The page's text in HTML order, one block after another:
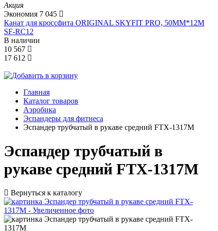
Акция
Экономия 7 045
Канат для кроссфита ORIGINAL SKYFIT PRO, 50MM*12M
SF-RС12
В наличии
10 567
17 612
Главная
Каталог товаров
Аэробика
Эспандеры для фитнеса
Эспандер трубчатый в рукаве средний FTX-1317M
Эспандер трубчатый в
рукаве средний FTX-1317M
Вернуться к каталогу